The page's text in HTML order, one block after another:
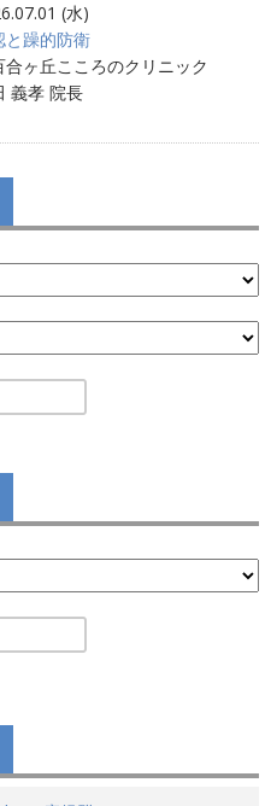
(水)
と躁的防衛
合ヶ丘こころのクリニック
義孝 院長